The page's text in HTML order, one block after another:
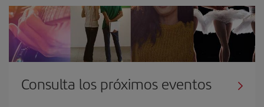
Consulta los próximos eventos